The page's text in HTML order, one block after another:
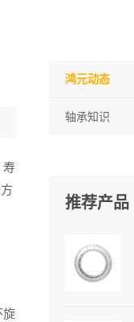
寿
旋
鸿元动态
轴承知识
推荐产品